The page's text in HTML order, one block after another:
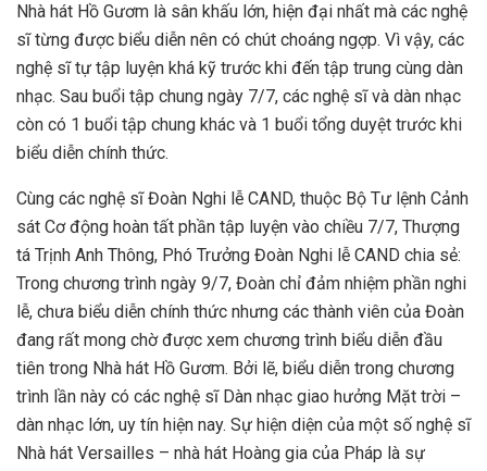
Nhà hát Hồ Gươm là sân khấu lớn, hiện đại nhất mà các nghệ
sĩ từng được biểu diễn nên có chút choáng ngợp. Vì vậy, các
nghệ sĩ tự tập luyện khá kỹ trước khi đến tập trung cùng dàn
nhạc. Sau buổi tập chung ngày 7/7, các nghệ sĩ và dàn nhạc
còn có 1 buổi tập chung khác và 1 buổi tổng duyệt trước khi
biểu diễn chính thức.
Cùng các nghệ sĩ Đoàn Nghi lễ CAND, thuộc Bộ Tư lệnh Cảnh
sát Cơ động hoàn tất phần tập luyện vào chiều 7/7, Thượng
tá Trịnh Anh Thông, Phó Trưởng Đoàn Nghi lễ CAND chia sẻ:
Trong chương trình ngày 9/7, Đoàn chỉ đảm nhiệm phần nghi
lễ, chưa biểu diễn chính thức nhưng các thành viên của Đoàn
đang rất mong chờ được xem chương trình biểu diễn đầu
tiên trong Nhà hát Hồ Gươm. Bởi lẽ, biểu diễn trong chương
trình lần này có các nghệ sĩ Dàn nhạc giao hưởng Mặt trời –
dàn nhạc lớn, uy tín hiện nay. Sự hiện diện của một số nghệ sĩ
Nhà hát Versailles – nhà hát Hoàng gia của Pháp là sự